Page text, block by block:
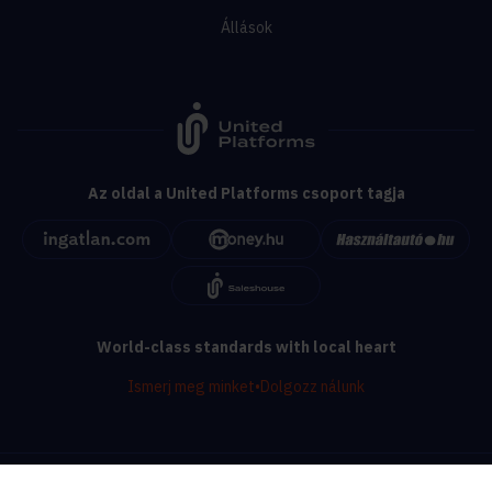
Állások
Az oldal a United Platforms csoport tagja
World-class standards with local heart
Ismerj meg minket•Dolgozz nálunk